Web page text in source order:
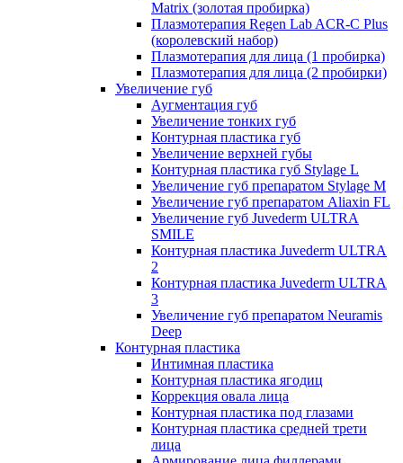
Matrix (золотая пробирка)
Плазмотерапия Regen Lab ACR-C Plus
(королевский набор)
Плазмотерапия для лица (1 пробирка)
Плазмотерапия для лица (2 пробирки)
Увеличение губ
Аугментация губ
Увеличение тонких губ
Контурная пластика губ
Увеличение верхней губы
Контурная пластика губ Stylage L
Увеличение губ препаратом Stylage M
Увеличение губ препаратом Aliaxin FL
Увеличение губ Juvederm ULTRA
SMILE
Контурная пластика Juvederm ULTRA
2
Контурная пластика Juvederm ULTRA
3
Увеличение губ препаратом Neuramis
Deep
Контурная пластика
Интимная пластика
Контурная пластика ягодиц
Коррекция овала лица
Контурная пластика под глазами
Контурная пластика средней трети
лица